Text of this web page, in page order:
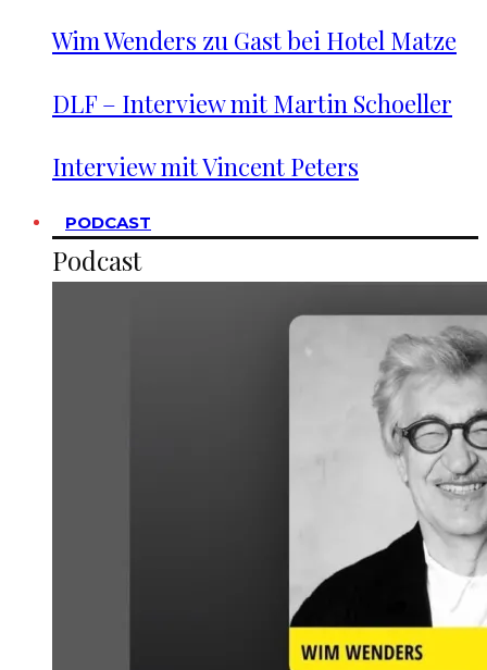
Wim Wenders zu Gast bei Hotel Matze
DLF – Interview mit Martin Schoeller
Interview mit Vincent Peters
PODCAST
Podcast